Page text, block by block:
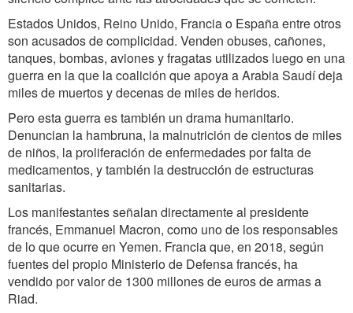
Estados Unidos, Reino Unido, Francia o España entre otros
son acusados de complicidad. Venden obuses, cañones,
tanques, bombas, aviones y fragatas utilizados luego en una
guerra en la que la coalición que apoya a Arabia Saudí deja
miles de muertos y decenas de miles de heridos.
Pero esta guerra es también un drama humanitario.
Denuncian la hambruna, la malnutrición de cientos de miles
de niños, la proliferación de enfermedades por falta de
medicamentos, y también la destrucción de estructuras
sanitarias.
Los manifestantes señalan directamente al presidente
francés, Emmanuel Macron, como uno de los responsables
de lo que ocurre en Yemen. Francia que, en 2018, según
fuentes del propio Ministerio de Defensa francés, ha
vendido por valor de 1300 millones de euros de armas a
Riad.